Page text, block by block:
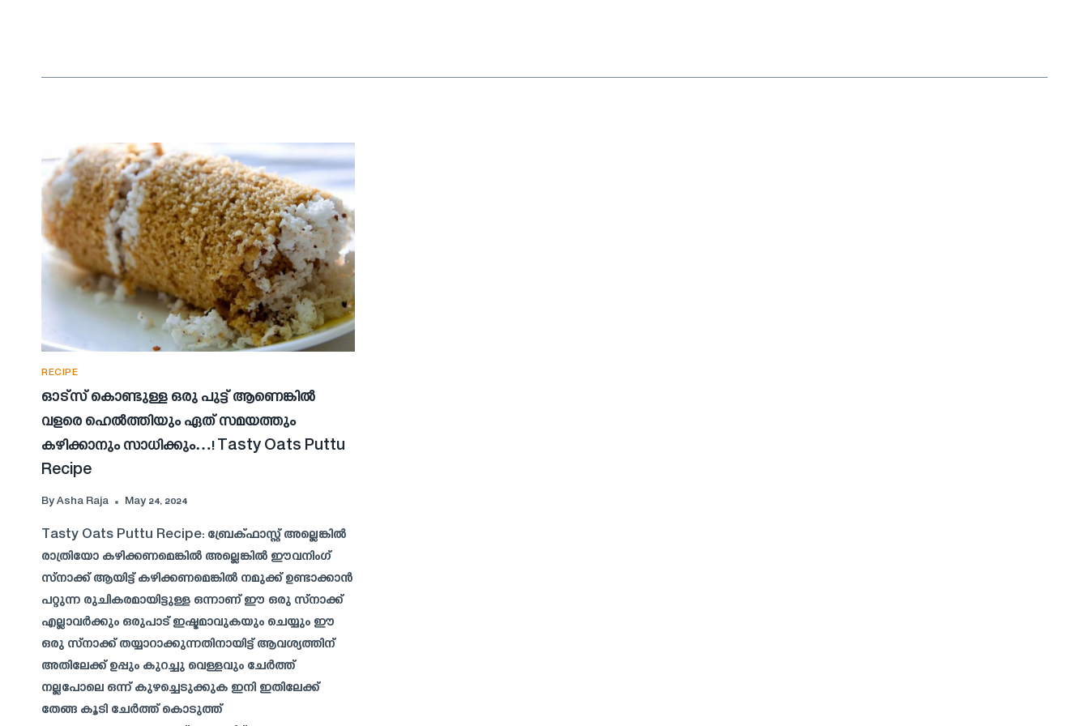
RECIPE
ഓട്സ് കൊണ്ടുള്ള ഒരു പുട്ട് ആണെങ്കിൽ
വളരെ ഹെൽത്തിയും ഏത് സമയത്തും
കഴിക്കാനും സാധിക്കും…! Tasty Oats Puttu
Recipe
By Asha Raja May 24, 2024
Tasty Oats Puttu Recipe: ബ്രേക്ഫാസ്റ്റ് അല്ലെങ്കിൽ
രാത്രിയോ കഴിക്കണമെങ്കിൽ അല്ലെങ്കിൽ ഈവനിംഗ്
സ്നാക്ക് ആയിട്ട് കഴിക്കണമെങ്കിൽ നമുക്ക് ഉണ്ടാക്കാൻ
പറ്റുന്ന രുചികരമായിട്ടുള്ള ഒന്നാണ് ഈ ഒരു സ്നാക്ക്
എല്ലാവർക്കും ഒരുപാട് ഇഷ്ടമാവുകയും ചെയ്യും ഈ
ഒരു സ്നാക്ക് തയ്യാറാക്കുന്നതിനായിട്ട് ആവശ്യത്തിന്
അതിലേക്ക് ഉപ്പും കുറച്ചു വെള്ളവും ചേർത്ത്
നല്ലപോലെ ഒന്ന് കുഴച്ചെടുക്കുക ഇനി ഇതിലേക്ക്
തേങ്ങ കൂടി ചേർത്ത് കൊടുത്ത്